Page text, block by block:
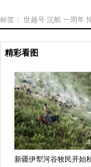
标签： 世越号 沉船 一周年
精彩看图
新疆伊犁河谷牧民开始